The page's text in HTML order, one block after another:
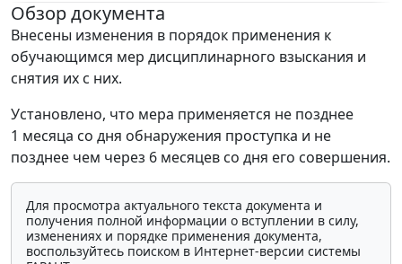
Обзор документа
Внесены изменения в порядок применения к
обучающимся мер дисциплинарного взыскания и
снятия их с них.
Установлено, что мера применяется не позднее
1 месяца со дня обнаружения проступка и не
позднее чем через 6 месяцев со дня его совершения.
Для просмотра актуального текста документа и
получения полной информации о вступлении в силу,
изменениях и порядке применения документа,
воспользуйтесь поиском в Интернет-версии системы